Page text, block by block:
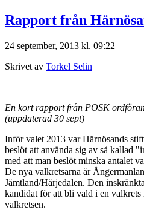
Rapport från
24 september, 2013 kl. 09:22
Skrivet av Torkel Selin
En kort rapport från POSK
(uppdaterad 30 sept)
Inför valet 2013 var Härnösands
beslöt att använda sig av så kallad
med att man beslöt minska antalet
De nya valkretsarna är
Jämtland/Härjedalen. Den
kandidat för att bli vald i en
valkretsen.